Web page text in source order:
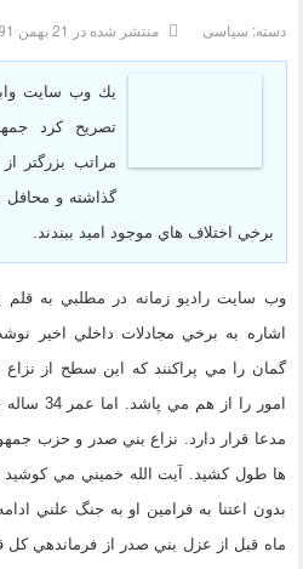
دسته: سیاسی منتشر شده در 21 بهمن 1391
يك وب سايت
تصريح كرد
مراتب بزرگتر
گذاشته و محافل
برخي اختلاف هاي موجود اميد ببندند.
وب سايت راديو زمانه در مطلبي به قلم
اشاره به برخي مجادلات داخلي اخير
گمان را مي پراكنند كه اين سطح از
امور را
مدعا قرار دارد. نزاع بني صدر و حزب
ها طول كشيد. آيت الله خميني مي كوشيد
بدون اعتنا به فرامين او به جنگ علني
ماه قبل از عزل بني صدر از فرماندهي كل